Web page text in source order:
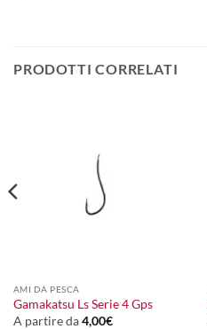
PRODOTTI CORRELATI
AMI DA PESCA
Gamakatsu Ls Serie 4 Gps
A partire da4,00€